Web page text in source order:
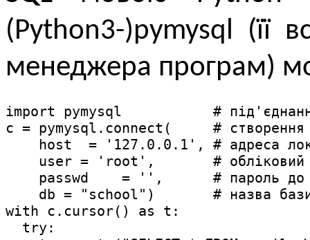
(Python3-)pymysql (її
мене­джера програм)
import pymysql           # під'єднання
c = pymysql.connect(     # створення
host  = '127.0.0.1', # адреса
user = 'root',       #
passwd    = '',      # пароль
db = "school")       # назва
with c.cursor() as t:
try: